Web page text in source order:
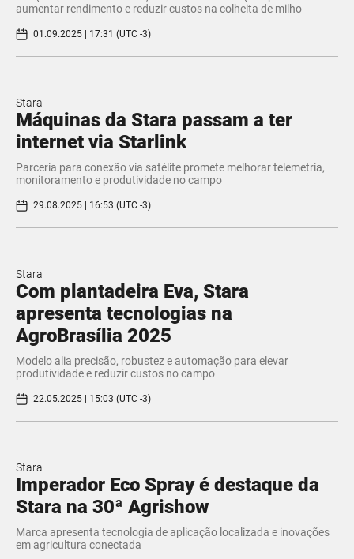
aumentar rendimento e reduzir custos na colheita de milho
01.09.2025 | 17:31 (UTC -3)
Stara
Máquinas da Stara passam a ter
internet via Starlink
Parceria para conexão via satélite promete melhorar telemetria,
monitoramento e produtividade no campo
29.08.2025 | 16:53 (UTC -3)
Stara
Com plantadeira Eva, Stara
apresenta tecnologias na
AgroBrasília 2025
Modelo alia precisão, robustez e automação para elevar
produtividade e reduzir custos no campo
22.05.2025 | 15:03 (UTC -3)
Stara
Imperador Eco Spray é destaque da
Stara na 30ª Agrishow
Marca apresenta tecnologia de aplicação localizada e inovações
em agricultura conectada